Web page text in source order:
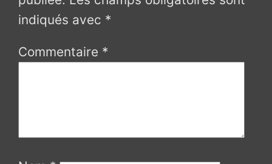
indiqués avec *
Commentaire *